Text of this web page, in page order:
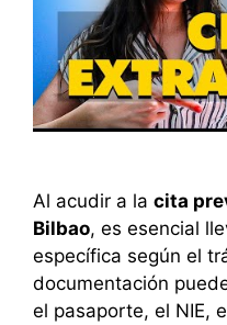
Al acudir a la cita
Bilbao, es esencial
específica según el
documentación
el pasaporte, el NIE,